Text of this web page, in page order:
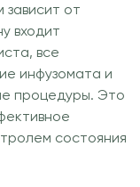
зависит от
входит
все
инфузомата и
процедуры. Это
состояния